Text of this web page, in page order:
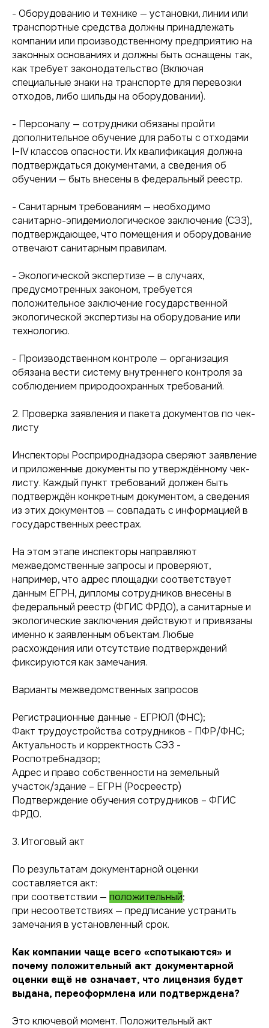
- Оборудованию и технике — установки, линии или
транспортные средства должны принадлежать
компании или производственному предприятию на
законных основаниях и должны быть оснащены так,
как требует законодательство (Включая
специальные знаки на транспорте для перевозки
отходов, либо шильды на оборудовании).
- Персоналу — сотрудники обязаны пройти
дополнительное обучение для работы с отходами
I–IV классов опасности. Их квалификация должна
подтверждаться документами, а сведения об
обучении — быть внесены в федеральный реестр.
- Санитарным требованиям — необходимо
санитарно-эпидемиологическое заключение (СЭЗ),
подтверждающее, что помещения и оборудование
отвечают санитарным правилам.
- Экологической экспертизе — в случаях,
предусмотренных законом, требуется
положительное заключение государственной
экологической экспертизы на оборудование или
технологию.
- Производственном контроле — организация
обязана вести систему внутреннего контроля за
соблюдением природоохранных требований.
2. Проверка заявления и пакета документов по чек-
листу
Инспекторы Росприроднадзора сверяют заявление
и приложенные документы по утверждённому чек-
листу. Каждый пункт требований должен быть
подтверждён конкретным документом, а сведения
из этих документов — совпадать с информацией в
государственных реестрах.
На этом этапе инспекторы направляют
межведомственные запросы и проверяют,
например, что адрес площадки соответствует
данным ЕГРН, дипломы сотрудников внесены в
федеральный реестр (ФГИС ФРДО), а санитарные и
экологические заключения действуют и привязаны
именно к заявленным объектам. Любые
расхождения или отсутствие подтверждений
фиксируются как замечания.
Варианты межведомственных запросов
Регистрационные данные - ЕГРЮЛ (ФНС);
Факт трудоустройства сотрудников - ПФР/ФНС;
Актуальность и корректность СЭЗ -
Роспотребнадзор;
Адрес и право собственности на земельный
участок/здание – ЕГРН (Росреестр)
Подтверждение обучения сотрудников – ФГИС
ФРДО.
3. Итоговый акт
По результатам документарной оценки
составляется акт:
при соответствии — положительный;
при несоответствиях — предписание устранить
замечания в установленный срок.
Как компании чаще всего «спотыкаются» и
почему положительный акт документарной
оценки ещё не означает, что лицензия будет
выдана, переоформлена или подтверждена?
Это ключевой момент. Положительный акт